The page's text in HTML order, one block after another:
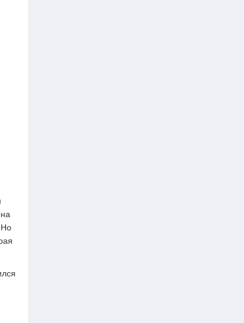
Но